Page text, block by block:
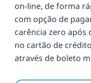
on-line, de forma
com opção de
carência zero
no cartão de
através de boleto